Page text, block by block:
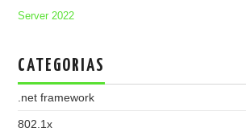
Server 2022
CATEGORIAS
.net framework
802.1x